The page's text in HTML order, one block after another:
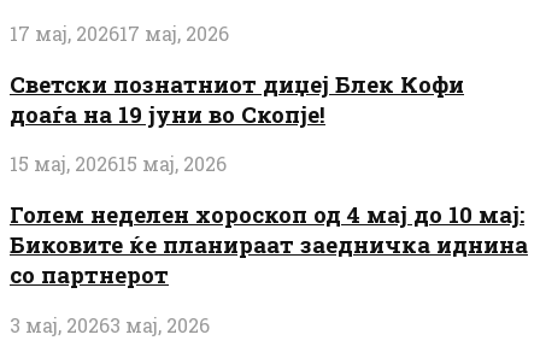
17 мај, 202617 мај, 2026
Светски познатниот диџеј Блек Кофи
доаѓа на 19 јуни во Скопје!
15 мај, 202615 мај, 2026
Голем неделен хороскоп од 4 мај до 10 мај:
Биковите ќе планираат заедничка иднина
со партнерот
3 мај, 20263 мај, 2026